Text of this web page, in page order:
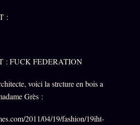
:
: FUCK FEDERATION
voici la strcture en bois a
Grès :
2011/04/19/fashion/19iht-